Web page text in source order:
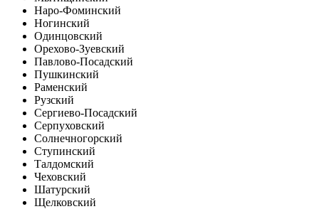
Наро-Фоминский
Ногинский
Одинцовский
Орехово-Зуевский
Павлово-Посадский
Пушкинский
Раменский
Рузский
Сергиево-Посадский
Серпуховский
Солнечногорский
Ступинский
Талдомский
Чеховский
Шатурский
Щелковский